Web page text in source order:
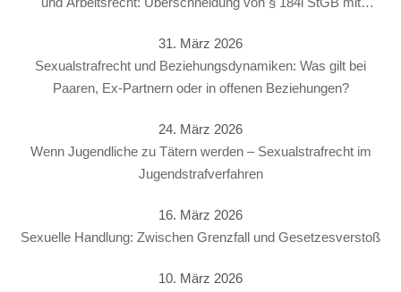
31. März 2026
Sexualstrafrecht und Beziehungsdynamiken: Was gilt bei
Paaren, Ex-Partnern oder in offenen Beziehungen?
24. März 2026
Wenn Jugendliche zu Tätern werden – Sexualstrafrecht im
Jugendstrafverfahren
16. März 2026
Sexuelle Handlung: Zwischen Grenzfall und Gesetzesverstoß
10. März 2026